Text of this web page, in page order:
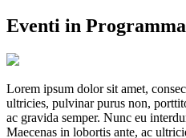
Eventi in Programma
Lorem ipsum dolor sit amet,
ultricies, pulvinar purus non,
ac gravida semper. Nunc eu
Maecenas in lobortis ante, ac